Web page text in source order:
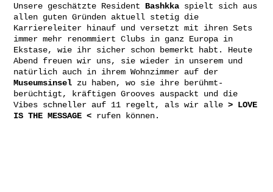
Unsere geschätzte Resident Bashkka spielt sich aus
allen guten Gründen aktuell stetig die
Karriereleiter hinauf und versetzt mit ihren Sets
immer mehr renommiert Clubs in ganz Europa in
Ekstase, wie ihr sicher schon bemerkt habt. Heute
Abend freuen wir uns, sie wieder in unserem und
natürlich auch in ihrem Wohnzimmer auf der
Museumsinsel zu haben, wo sie ihre berühmt-
berüchtigt, kräftigen Grooves auspackt und die
Vibes schneller auf 11 regelt, als wir alle > LOVE
IS THE MESSAGE < rufen können.